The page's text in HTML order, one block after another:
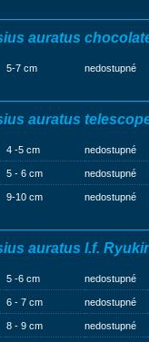
auratus
5-7 cm nedostupné
auratus
4 -5 cm nedostupné
5 - 6 cm nedostupné
9-10 cm nedostupné
auratus l.f.
5 -6 cm nedostupné
6 - 7 cm nedostupné
8 - 9 cm nedostupné